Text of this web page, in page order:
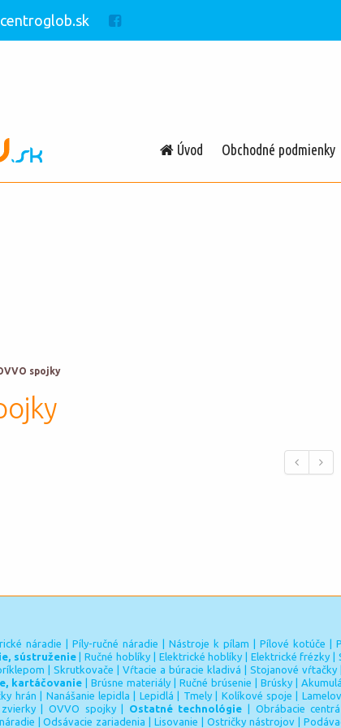
Úvod Obchodné podmienky
spojky
náradie Píly-ručné náradie Nástroje k pílam Pílové kotúče
sústruženie|Ručné hoblíky Elektrické hoblíky Elektrické frézky
Skrutkovače Vŕtacie a búracie kladivá Stojanové vŕtačky|
kartáčovanie| Brúsne materiály| Ručné brúsenie Brúsky|
hrán Nanášanie lepidla Lepidlá Tmely| Kolíkové spoje
| OVVO spojky| Ostatné technológie Obrábacie centrá
|Odsávacie zariadenia |Lisovanie |Ostričky nástrojov|